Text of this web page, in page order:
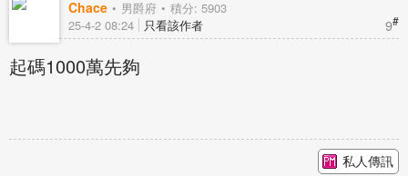
Chace 男爵府 積分: 5903
9#
25-4-2 08:24 只看該作者
起碼1000萬先夠
私人傳訊